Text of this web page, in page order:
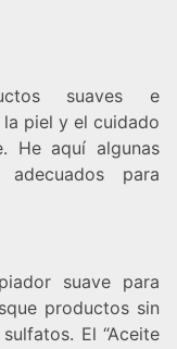
suaves e
piel y el cuidado
He aquí algunas
adecuados para
suave para
productos sin
El “Aceite